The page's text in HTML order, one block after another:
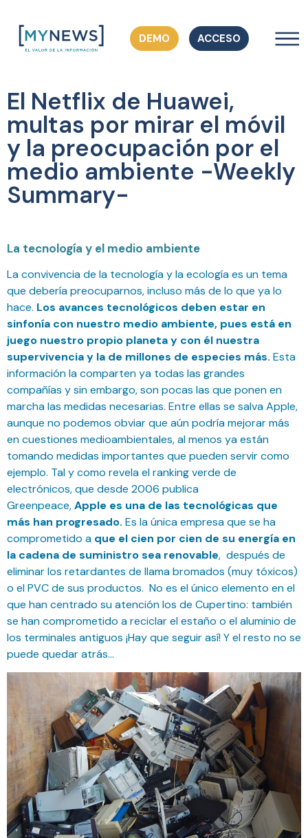
DEMO ACCESO
El Netflix de Huawei,
multas por mirar el móvil
y la preocupación por el
medio ambiente -Weekly
Summary-
La tecnología y el medio ambiente
La convivencia de la tecnología y la ecología es un tema
que debería preocuparnos, incluso más de lo que ya lo
hace. Los avances tecnológicos deben estar en
sinfonía con nuestro medio ambiente, pues está en
juego nuestro propio planeta y con él nuestra
supervivencia y la de millones de especies más. Esta
información la comparten ya todas las grandes
compañías y sin embargo, son pocas las que ponen en
marcha las medidas necesarias. Entre ellas se salva Apple,
aunque no podemos obviar que aún podría mejorar más
en cuestiones medioambientales, al menos ya están
tomando medidas importantes que pueden servir como
ejemplo. Tal y como revela el ranking verde de
electrónicos, que desde 2006 publica
Greenpeace,Apple es una de las tecnológicas que
más han progresado. Es la única empresa que se ha
comprometido a que el cien por cien de su energía en
la cadena de suministro sea renovable, después de
eliminar los retardantes de llama bromados (muy tóxicos)
o el PVC de sus productos. No es el único elemento en el
que han centrado su atención los de Cupertino: también
se han comprometido a reciclar el estaño o el aluminio de
los terminales antiguos ¡Hay que seguir así! Y el resto no se
puede quedar atrás…